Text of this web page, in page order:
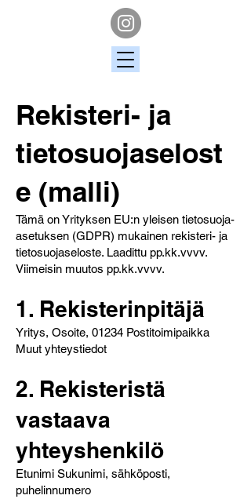
Rekisteri- ja
tietosuojaselost
e (malli)
Tämä on Yrityksen EU:n yleisen tietosuoja-
asetuksen (GDPR) mukainen rekisteri- ja
tietosuojaseloste. Laadittu pp.kk.vvvv.
Viimeisin muutos pp.kk.vvvv.
1. Rekisterinpitäjä
Yritys, Osoite, 01234 Postitoimipaikka
Muut yhteystiedot
2. Rekisteristä
vastaava
yhteyshenkilö
Etunimi Sukunimi, sähköposti,
puhelinnumero